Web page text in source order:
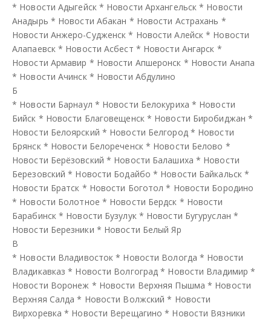
* Новости Адыгейск * Новости Архангельск * Новости
Анадырь * Новости Абакан * Новости Астрахань *
Новости Анжеро-Судженск * Новости Алейск * Новости
Алапаевск * Новости Асбест * Новости Ангарск *
Новости Армавир * Новости Апшеронск * Новости Анапа
* Новости Ачинск * Новости Абдулино
Б
* Новости Барнаул * Новости Белокуриха * Новости
Бийск * Новости Благовещенск * Новости Биробиджан *
Новости Белоярский * Новости Белгород * Новости
Брянск * Новости Белореченск * Новости Белово *
Новости Берёзовский * Новости Балашиха * Новости
Березовский * Новости Бодайбо * Новости Байкальск *
Новости Братск * Новости Боготол * Новости Бородино
* Новости Болотное * Новости Бердск * Новости
Барабинск * Новости Бузулук * Новости Бугуруслан *
Новости Березники * Новости Белый Яр
В
* Новости Владивосток * Новости Вологда * Новости
Владикавказ * Новости Волгоград * Новости Владимир *
Новости Воронеж * Новости Верхняя Пышма * Новости
Верхняя Салда * Новости Волжский * Новости
Вирхоревка * Новости Верещагино * Новости Вязники